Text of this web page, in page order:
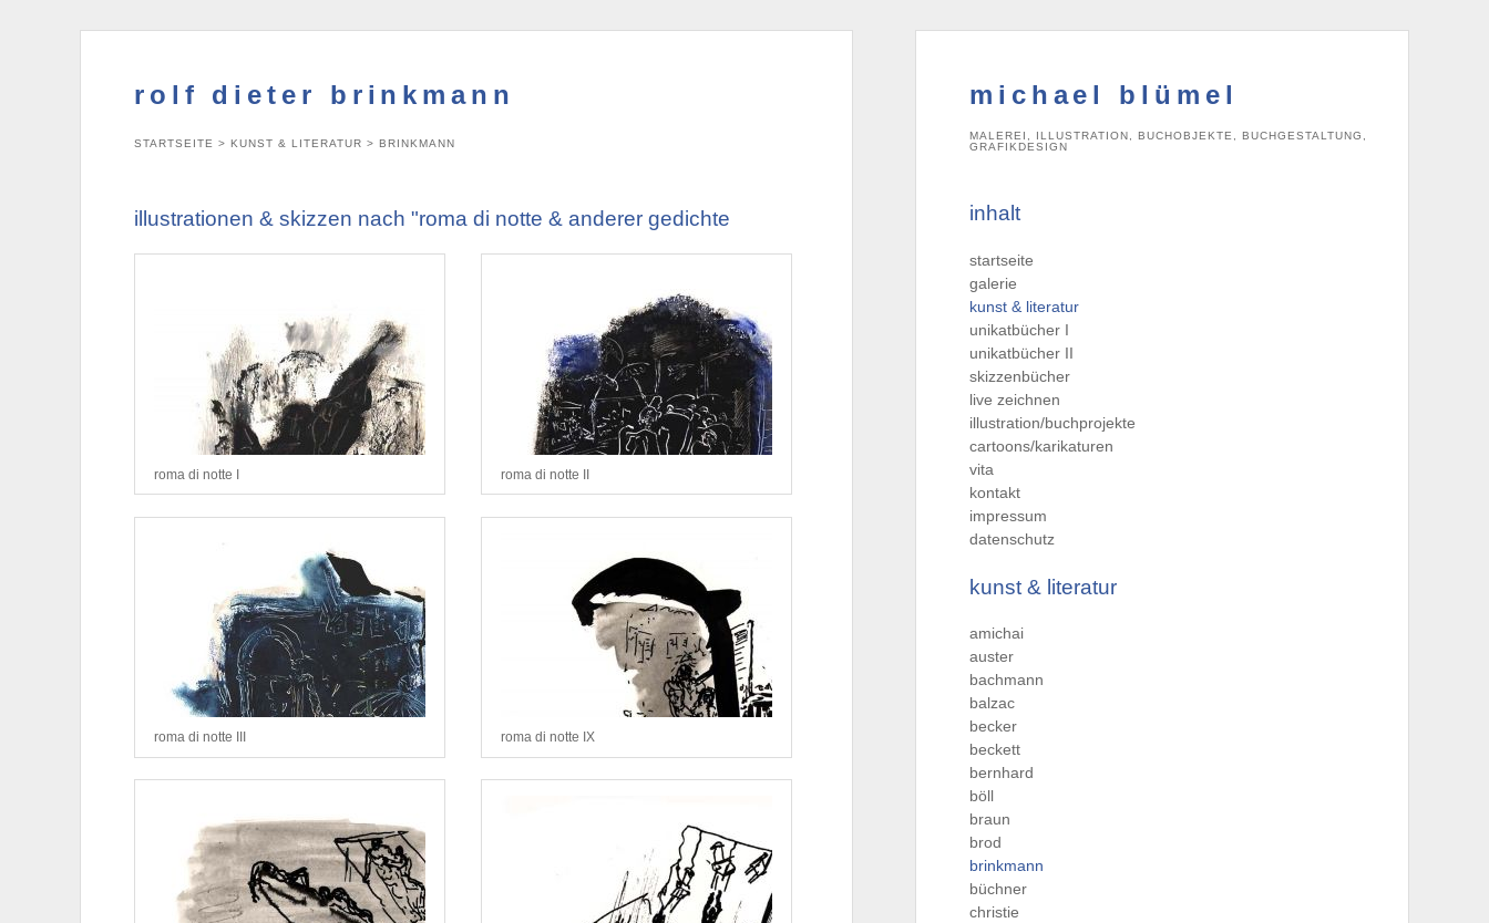
michael blümel
MALEREI, ILLUSTRATION, BUCHOBJEKTE, BUCHGESTALTUNG,
GRAFIKDESIGN
inhalt
startseite
galerie
kunst & literatur
unikatbücher I
unikatbücher II
skizzenbücher
live zeichnen
illustration/buchprojekte
cartoons/karikaturen
vita
kontakt
impressum
datenschutz
kunst & literatur
amichai
auster
bachmann
balzac
becker
beckett
bernhard
böll
braun
brod
brinkmann
büchner
christie
rolf dieter brinkmann
STARTSEITE >KUNST & LITERATUR >BRINKMANN
illustrationen & skizzen nach "roma di notte & anderer gedichte
roma di notte I roma di notte II
roma di notte III roma di notte IX